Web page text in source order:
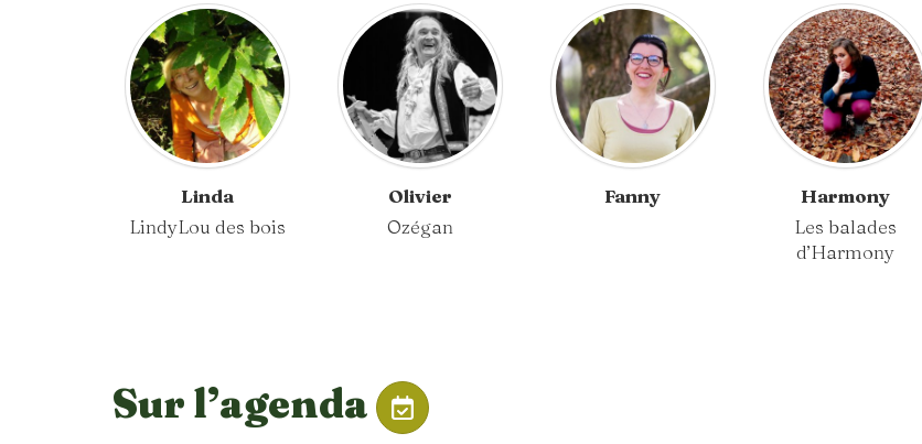
Linda
LindyLou des bois
Olivier
Ozégan
Fanny
Harmony
Les balades
d’Harmony
Sur l’agenda